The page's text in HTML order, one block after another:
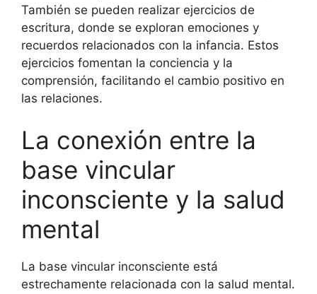
También se pueden realizar ejercicios de
escritura, donde se exploran emociones y
recuerdos relacionados con la infancia. Estos
ejercicios fomentan la conciencia y la
comprensión, facilitando el cambio positivo en
las relaciones.
La conexión entre la
base vincular
inconsciente y la salud
mental
La base vincular inconsciente está
estrechamente relacionada con la salud mental.